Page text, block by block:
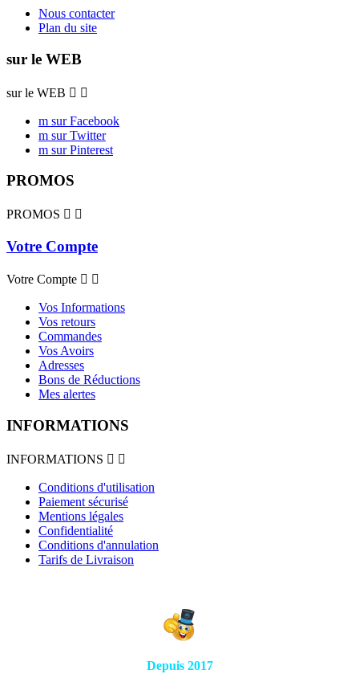
Nous contacter
Plan du site
sur le WEB
sur le WEB  
m sur Facebook
m sur Twitter
m sur Pinterest
PROMOS
PROMOS  
Votre Compte
Votre Compte  
Vos Informations
Vos retours
Commandes
Vos Avoirs
Adresses
Bons de Réductions
Mes alertes
INFORMATIONS
INFORMATIONS  
Conditions d'utilisation
Paiement sécurisé
Mentions légales
Confidentialité
Conditions d'annulation
Tarifs de Livraison
Depuis 2017